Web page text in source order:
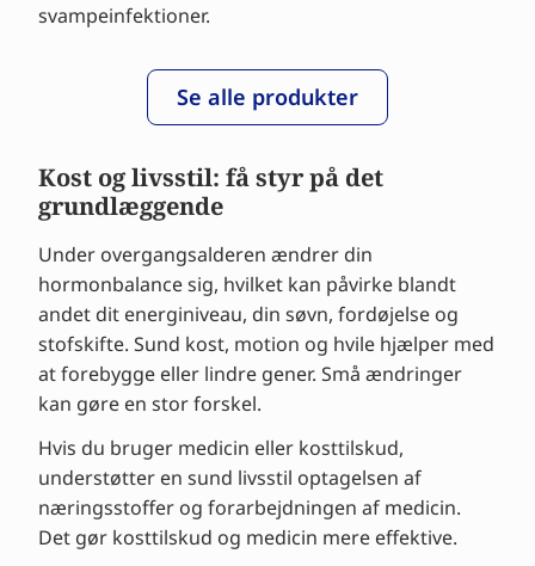
svampeinfektioner.
Se alle produkter
Kost og livsstil: få styr på det
grundlæggende
Under overgangsalderen ændrer din
hormonbalance sig, hvilket kan påvirke blandt
andet dit energiniveau, din søvn, fordøjelse og
stofskifte. Sund kost, motion og hvile hjælper med
at forebygge eller lindre gener. Små ændringer
kan gøre en stor forskel.
Hvis du bruger medicin eller kosttilskud,
understøtter en sund livsstil optagelsen af
næringsstoffer og forarbejdningen af medicin.
Det gør kosttilskud og medicin mere effektive.